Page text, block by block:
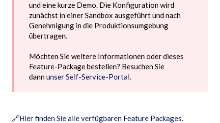
und eine kurze Demo. Die Konfiguration wird
zunächst in einer Sandbox ausgeführt und nach
Genehmigung in die Produktionsumgebung
übertragen.
Möchten Sie weitere Informationen oder dieses
Feature-Package bestellen? Besuchen Sie
dannunser Self-Service-Portal.
🔗Hier finden Sie alle verfügbaren Feature Packages.